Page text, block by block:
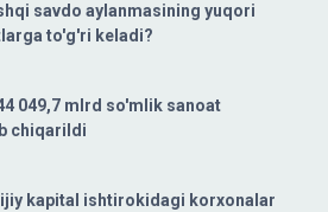
savdo aylanmasining yuqori
to'g'ri keladi?
049,7 mlrd so'mlik sanoat
chiqarildi
kapital ishtirokidagi korxonalar